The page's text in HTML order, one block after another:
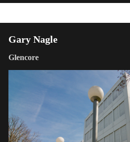
Gary Nagle
Glencore